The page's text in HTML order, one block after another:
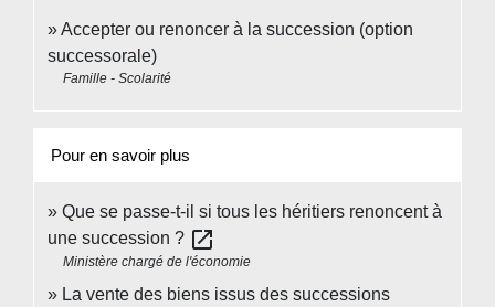
Accepter ou renoncer à la succession (option
successorale)
Famille - Scolarité
Pour en savoir plus
Que se passe-t-il si tous les héritiers renoncent à
une succession ? open_in_new
Ministère chargé de l'économie
La vente des biens issus des successions